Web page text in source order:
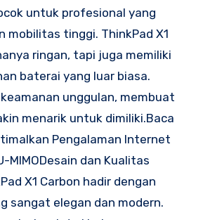
untuk profesional yang
mobilitas tinggi. ThinkPad X1
ringan, tapi juga memiliki
baterai yang luar biasa.
unggulan, membuat
menarik untuk dimiliki.Baca
Pengalaman Internet
MIMODesain dan Kualitas
X1 Carbon hadir dengan
sangat elegan dan modern.